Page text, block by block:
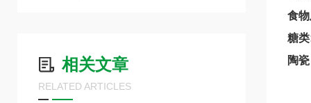
相关文章
RELATED ARTICLES
食
糖类
陶瓷